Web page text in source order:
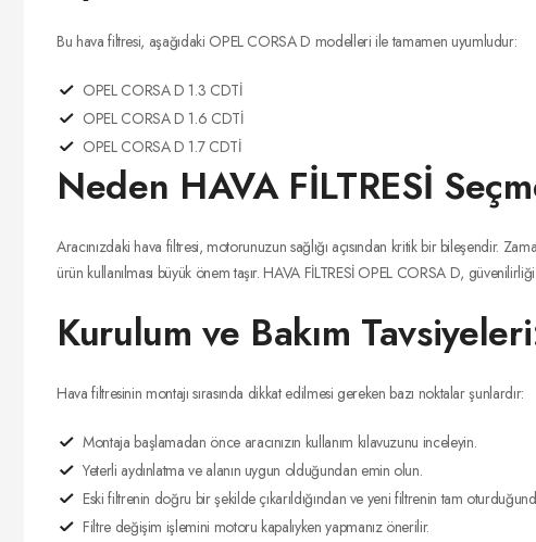
Bu hava filtresi, aşağıdaki OPEL CORSA D modelleri ile tamamen uyumludur:
OPEL CORSA D 1.3 CDTİ
OPEL CORSA D 1.6 CDTİ
OPEL CORSA D 1.7 CDTİ
Neden HAVA FİLTRESİ
Aracınızdaki hava filtresi, motorunuzun sağlığı açısından kritik bir bileşendir.
ürün kullanılması büyük önem taşır. HAVA FİLTRESİ OPEL CORSA D,
Kurulum ve Bakım
Hava filtresinin montajı sırasında dikkat edilmesi gereken bazı noktalar şunlardır:
Montaja başlamadan önce aracınızın kullanım kılavuzunu inceleyin.
Yeterli aydınlatma ve alanın uygun olduğundan emin olun.
Eski filtrenin doğru bir şekilde çıkarıldığından ve yeni filtrenin tam
Filtre değişim işlemini motoru kapalıyken yapmanız önerilir.